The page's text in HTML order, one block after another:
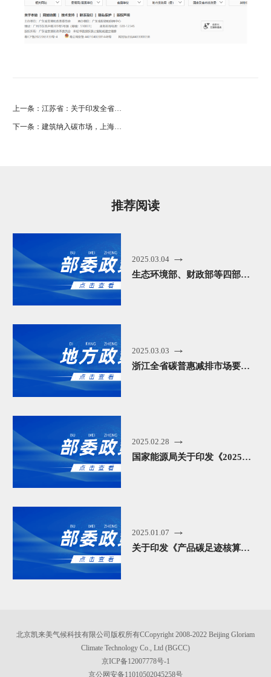
上一条： 江苏省：关于印发全省产品碳标识认证工作实施意见的通知
下一条： 建筑纳入碳市场，上海即将实施！
推荐阅读
2025.03.04
生态环境部、财政部等四部门发布针对企业温室气体信息披露的意见！
2025.03.03
浙江全省碳普惠减排市场要来啦！3月1日起施行
2025.02.28
国家能源局关于印发《2025年能源工作指导意见》的通知（附解读）
2025.01.07
关于印发《产品碳足迹核算标准编制工作指引》的通知
北京凯来美气候科技有限公司版权所有CCopyright 2008-2022 Beijing Gloriam
Climate Technology Co., Ltd (BGCC)
京ICP备12007778号-1
京公网安备11010502045258号